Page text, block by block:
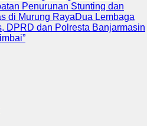
Penurunan Stunting dan
di Murung RayaDua Lembaga
DPRD dan Polresta Banjarmasin